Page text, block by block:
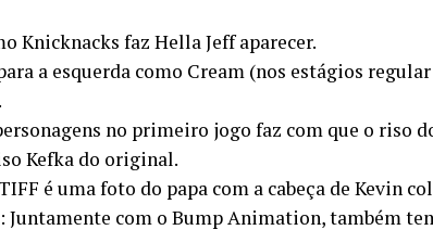
Knicknacks faz Hella Jeff aparecer.
a esquerda como Cream (nos estágios
no primeiro jogo faz com que o riso
Kefka do original.
é uma foto do papa com a cabeça de Kevin
Juntamente com o Bump Animation, também